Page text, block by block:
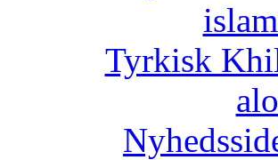
Tyrkisk